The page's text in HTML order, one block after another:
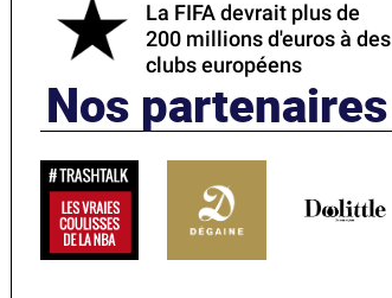
La FIFA devrait plus de
200 millions d'euros à des
clubs européens
Nos partenaires